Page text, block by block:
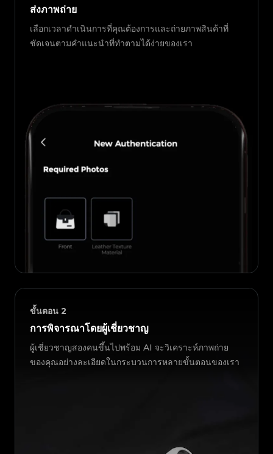
ส่งภาพถ่าย
เลือกเวลาดำเนินการที่คุณต้องการและถ่ายภาพสินค้าที่
ชัดเจนตามคำแนะนำที่ทำตามได้ง่ายของเรา
ขั้นตอน 2
การพิจารณาโดยผู้เชี่ยวชาญ
ผู้เชี่ยวชาญสองคนขึ้นไปพร้อม AI จะวิเคราะห์ภาพถ่าย
ของคุณอย่างละเอียดในกระบวนการหลายขั้นตอนของเรา